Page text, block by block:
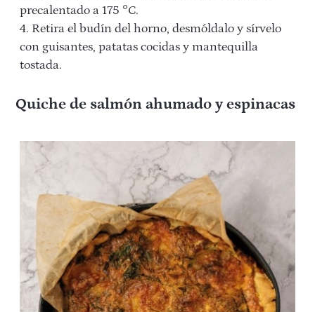
precalentado a 175 °C.
4. Retira el budín del horno, desmóldalo y sírvelo
con guisantes, patatas cocidas y mantequilla
tostada.
Quiche desalmón ahumado y espinacas